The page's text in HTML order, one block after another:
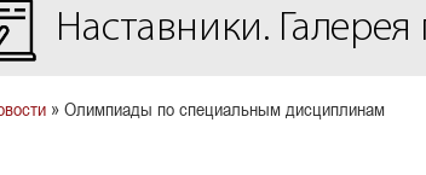
Наставники.
» Олимпиады по специальным дисциплинам